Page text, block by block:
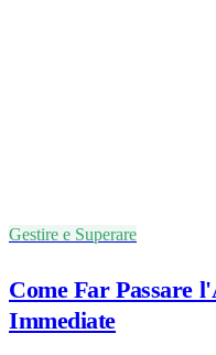
Gestire e Superare
Come Far Passare
Immediate